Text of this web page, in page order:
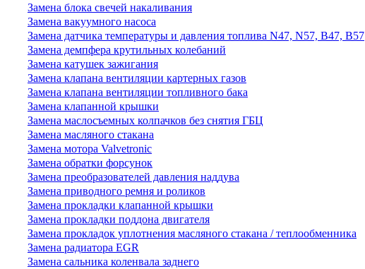
Замена блока свечей накаливания
Замена вакуумного насоса
Замена датчика температуры и давления топлива N47, N57, B47, B57
Замена демпфера крутильных колебаний
Замена катушек зажигания
Замена клапана вентиляции картерных газов
Замена клапана вентиляции топливного бака
Замена клапанной крышки
Замена маслосъемных колпачков без снятия ГБЦ
Замена масляного стакана
Замена мотора Valvetronic
Замена обратки форсунок
Замена преобразователей давления наддува
Замена приводного ремня и роликов
Замена прокладки клапанной крышки
Замена прокладки поддона двигателя
Замена прокладок уплотнения масляного стакана / теплообменника
Замена радиатора EGR
Замена сальника коленвала заднего